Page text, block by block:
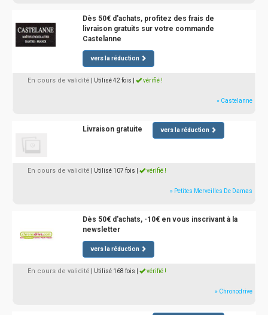
Dès 50€ d'achats, profitez des frais de
livraison gratuits sur votre commande
Castelanne
vers la réduction
En cours de validité | Utilisé 42 fois vérifié !
» Castelanne
Livraison gratuite vers la réduction
En cours de validité | Utilisé 107 fois vérifié !
» Petites Merveilles De Damas
Dès 50€ d'achats, -10€ en vous inscrivant à la
newsletter
vers la réduction
En cours de validité | Utilisé 168 fois vérifié !
» Chronodrive